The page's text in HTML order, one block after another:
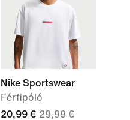
Nike Sportswear
Férfipóló
20,99 € 29,99 €